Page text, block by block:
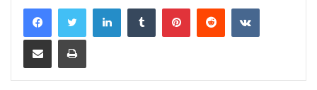
LinkedInTumblrPinterestRedditVKontakte
Distribuie prin mail Tipărește